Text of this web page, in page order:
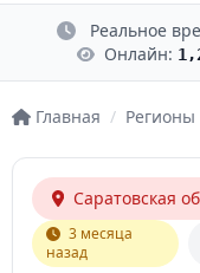
Реальное
Онлайн:
Главная / Регионы
Саратовская
3 месяца
назад